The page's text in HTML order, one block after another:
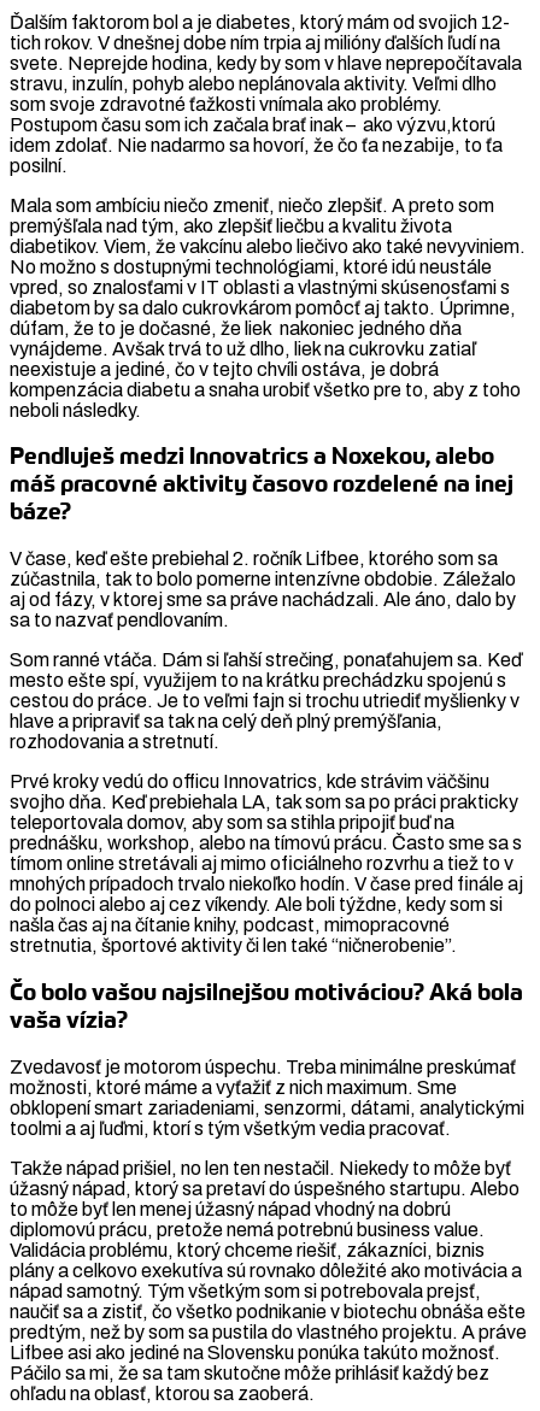
Ďalším faktorom bol a je diabetes, ktorý mám od svojich 12-
tich rokov. V dnešnej dobe ním trpia aj milióny ďalších ľudí na
svete. Neprejde hodina, kedy by som v hlave neprepočítavala
stravu, inzulín, pohyb alebo neplánovala aktivity. Veľmi dlho
som svoje zdravotné ťažkosti vnímala ako problémy.
Postupom času som ich začala brať inak – ako výzvu,ktorú
idem zdolať. Nie nadarmo sa hovorí, že čo ťa nezabije, to ťa
posilní.
Mala som ambíciu niečo zmeniť, niečo zlepšiť. A preto som
premýšľala nad tým, ako zlepšiť liečbu a kvalitu života
diabetikov. Viem, že vakcínu alebo liečivo ako také nevyviniem.
No možno s dostupnými technológiami, ktoré idú neustále
vpred, so znalosťami v IT oblasti a vlastnými skúsenosťami s
diabetom by sa dalo cukrovkárom pomôcť aj takto. Úprimne,
dúfam, že to je dočasné, že liek nakoniec jedného dňa
vynájdeme. Avšak trvá to už dlho, liek na cukrovku zatiaľ
neexistuje a jediné, čo v tejto chvíli ostáva, je dobrá
kompenzácia diabetu a snaha urobiť všetko pre to, aby z toho
neboli následky.
Pendluješ medzi Innovatrics a Noxekou, alebo
máš pracovné aktivity časovo rozdelené na inej
báze?
V čase, keď ešte prebiehal 2. ročník Lifbee, ktorého som sa
zúčastnila, tak to bolo pomerne intenzívne obdobie. Záležalo
aj od fázy, v ktorej sme sa práve nachádzali. Ale áno, dalo by
sa to nazvať pendlovaním.
Som ranné vtáča. Dám si ľahší strečing, ponaťahujem sa. Keď
mesto ešte spí, využijem to na krátku prechádzku spojenú s
cestou do práce. Je to veľmi fajn si trochu utriediť myšlienky v
hlave a pripraviť sa tak na celý deň plný premýšľania,
rozhodovania a stretnutí.
Prvé kroky vedú do officu Innovatrics, kde strávim väčšinu
svojho dňa. Keď prebiehala LA, tak som sa po práci prakticky
teleportovala domov, aby som sa stihla pripojiť buď na
prednášku, workshop, alebo na tímovú prácu. Často sme sa s
tímom online stretávali aj mimo oficiálneho rozvrhu a tiež to v
mnohých prípadoch trvalo niekoľko hodín. V čase pred finále aj
do polnoci alebo aj cez víkendy. Ale boli týždne, kedy som si
našla čas aj na čítanie knihy, podcast, mimopracovné
stretnutia, športové aktivity či len také “ničnerobenie”.
Čo bolo vašou najsilnejšou motiváciou? Aká bola
vaša vízia?
Zvedavosť je motorom úspechu. Treba minimálne preskúmať
možnosti, ktoré máme a vyťažiť z nich maximum. Sme
obklopení smart zariadeniami, senzormi, dátami, analytickými
toolmi a aj ľuďmi, ktorí s tým všetkým vedia pracovať.
Takže nápad prišiel, no len ten nestačil. Niekedy to môže byť
úžasný nápad, ktorý sa pretaví do úspešného startupu. Alebo
to môže byť len menej úžasný nápad vhodný na dobrú
diplomovú prácu, pretože nemá potrebnú business value.
Validácia problému, ktorý chceme riešiť, zákazníci, biznis
plány a celkovo exekutíva sú rovnako dôležité ako motivácia a
nápad samotný. Tým všetkým som si potrebovala prejsť,
naučiť sa a zistiť, čo všetko podnikanie v biotechu obnáša ešte
predtým, než by som sa pustila do vlastného projektu. A práve
Lifbee asi ako jediné na Slovensku ponúka takúto možnosť.
Páčilo sa mi, že sa tam skutočne môže prihlásiť každý bez
ohľadu na oblasť, ktorou sa zaoberá.